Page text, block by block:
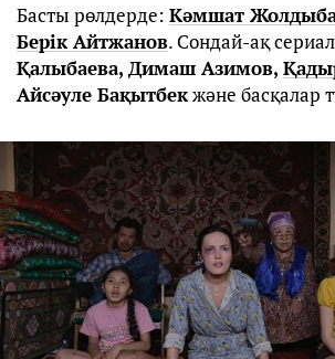
Басты рөлдерде: Кәмшат
Берік Айтжанов. Сондай-ақ
Қалыбаева, Димаш Азимов,
Айсәуле Бақытбекжәне басқалар